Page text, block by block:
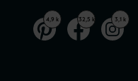
4,9 k 32,5 k 3,1 k